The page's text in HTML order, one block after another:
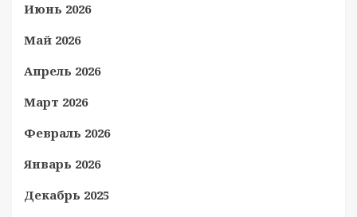
Июнь 2026
Май 2026
Апрель 2026
Март 2026
Февраль 2026
Январь 2026
Декабрь 2025